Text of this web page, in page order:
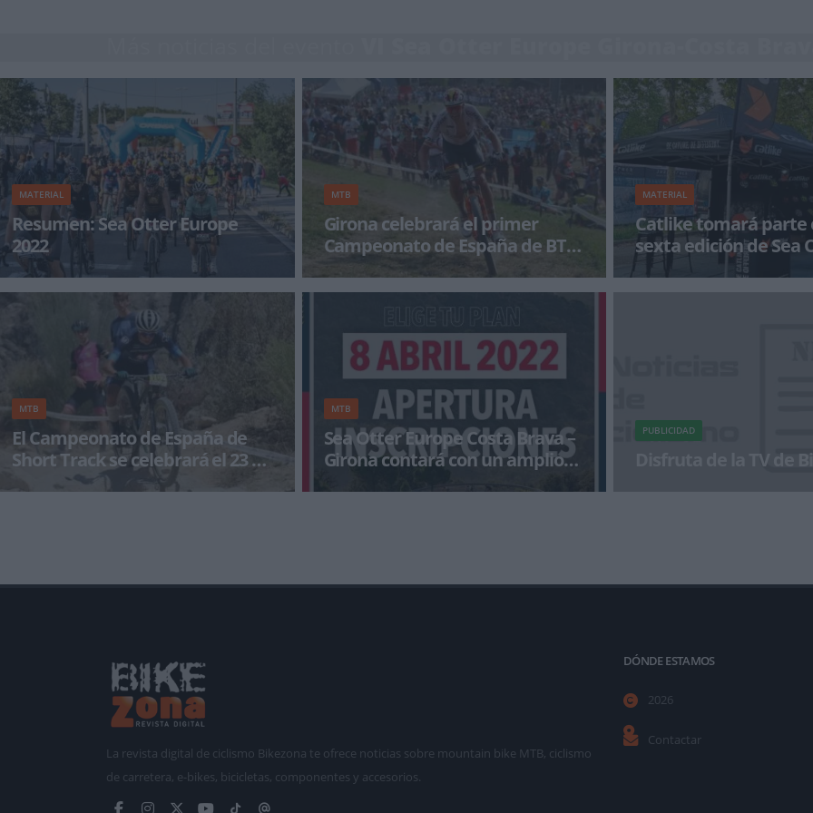
MATERIAL
Resumen: Sea Otter Europe
2022
La sexta edición de Sea Otter Europe Costa
Brava-Girona Bike Show cerró ayer sus puertas
MTB
Girona celebrará el primer
Campeonato de España de BTT
Short Track
La ciudad catalana de Girona acoge este
viernes, 23 de septiembre, el primer
Campeonato de España de BTT XCC (Sho
MATERIAL
Catlike tomará parte
sexta edición de Sea
Catlike estará presente en la 6ª
MTB
El Campeonato de España de
Short Track se celebrará el 23 de
El próximo 23 de septiembre se celebrará la
MTB
Sea Otter Europe Costa Brava –
Girona contará con un amplio
Sea Otter Europe Costa Brava-Girona Bike
PUBLICIDAD
Disfruta de la TV de
La revista digital de ciclismo Bikezona te ofrece noticias sobre mountain bike MTB, ciclismo
de carretera, e-bikes, bicicletas, componentes y accesorios.
DÓNDE ESTAMOS
2026
Contactar